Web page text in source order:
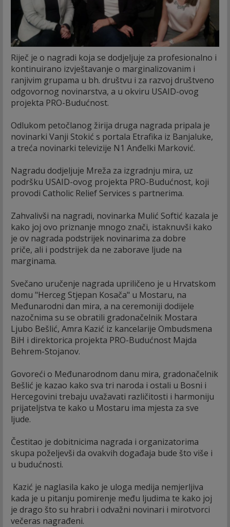
Riječ je o nagradi koja se dodjeljuje za profesionalno i
kontinuirano izvještavanje o marginalizovanim i
ranjivim grupama u bh. društvu i za razvoj društveno
odgovornog novinarstva, a u okviru USAID-ovog
projekta PRO-Budućnost.
Odlukom petočlanog žirija druga nagrada pripala je
novinarki Vanji Stokić s portala Etrafika iz Banjaluke,
a treća novinarki televizije N1 Anđelki Marković.
Nagradu dodjeljuje Mreža za izgradnju mira, uz
podršku USAID-ovog projekta PRO-Budućnost, koji
provodi Catholic Relief Services s partnerima.
Zahvalivši na nagradi, novinarka Mulić Softić kazala je
kako joj ovo priznanje mnogo znači, istaknuvši kako
je ov nagrada podstrijek novinarima za dobre
priče, ali i podstrijek da ne zaborave ljude na
marginama.
Svečano uručenje nagrada upriličeno je u Hrvatskom
domu "Herceg Stjepan Kosača" u Mostaru, na
Međunarodni dan mira, a na ceremoniji dodijele
nazočnima su se obratili gradonačelnik Mostara
Ljubo Bešlić, Amra Kazić iz kancelarije Ombudsmena
BiH i direktorica projekta PRO-Budućnost Majda
Behrem-Stojanov.
Govoreći o Međunarodnom danu mira, gradonačelnik
Bešlić je kazao kako sva tri naroda i ostali u Bosni i
Hercegovini trebaju uvažavati različitosti i harmoniju
prijateljstva te kako u Mostaru ima mjesta za sve
ljude.
Čestitao je dobitnicima nagrada i organizatorima
skupa poželjevši da ovakvih događaja bude što više i
u budućnosti.
Kazić je naglasila kako je uloga medija nemjerljiva
kada je u pitanju pomirenje među ljudima te kako joj
je drago što su hrabri i odvažni novinari i mirotvorci
večeras nagrađeni.